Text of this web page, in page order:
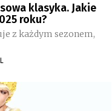
klasyka. Jakie
roku?
z każdym sezonem,